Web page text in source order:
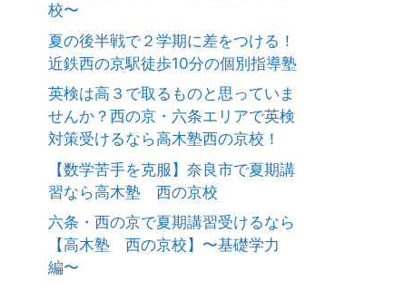
校〜
夏の後半戦で２学期に差をつける！
近鉄西の京駅徒歩10分の個別指導塾
英検は高３で取るものと思っていま
せんか？西の京・六条エリアで英検
対策受けるなら高木塾西の京校！
【数学苦手を克服】奈良市で夏期講
習なら高木塾 西の京校
六条・西の京で夏期講習受けるなら
【高木塾 西の京校】〜基礎学力
編〜